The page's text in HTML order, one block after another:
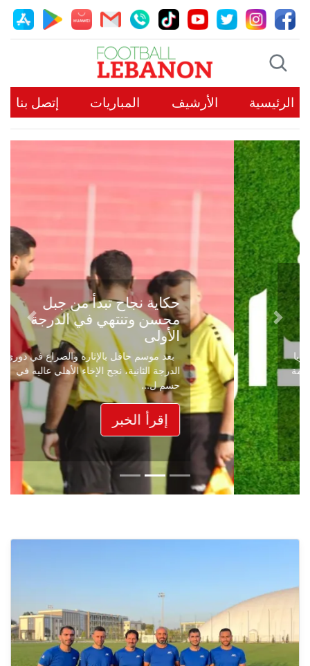
الرئيسية الأرشيف المباريات إتصل بنا
حكاية نجاح تبدأ من جبل
محسن وتنتهي في الدرجة
الأولى
بعد موسم حافل بالإثارة والصراع في دوري
الدرجة الثانية، نجح الإخاء الأهلي عاليه في
حسم ل...
إقرأ الخبر
Previous
Next